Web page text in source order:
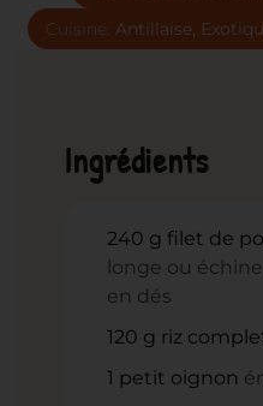
Cuisine: Antillaise,
Ingrédients
240 g filet de
longe ou
en dés
120 g riz
1 petit oignon